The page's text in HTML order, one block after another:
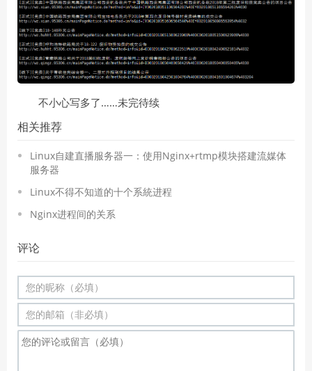
不小心写多了……未完待续
相关推荐
Linux自建直播服务器一：使用Nginx+rtmp模块搭建流媒体
服务器
Linux不得不知道的十个系統进程
Nginx进程间的关系
评论